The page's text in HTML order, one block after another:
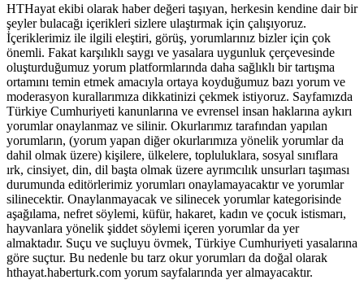
HTHayat ekibi olarak haber değeri taşıyan, herkesin kendine dair bir
şeyler bulacağı içerikleri sizlere ulaştırmak için çalışıyoruz.
İçeriklerimiz ile ilgili eleştiri, görüş, yorumlarınız bizler için çok
önemli. Fakat karşılıklı saygı ve yasalara uygunluk çerçevesinde
oluşturduğumuz yorum platformlarında daha sağlıklı bir tartışma
ortamını temin etmek amacıyla ortaya koyduğumuz bazı yorum ve
moderasyon kurallarımıza dikkatinizi çekmek istiyoruz. Sayfamızda
Türkiye Cumhuriyeti kanunlarına ve evrensel insan haklarına aykırı
yorumlar onaylanmaz ve silinir. Okurlarımız tarafından yapılan
yorumların, (yorum yapan diğer okurlarımıza yönelik yorumlar da
dahil olmak üzere) kişilere, ülkelere, topluluklara, sosyal sınıflara
ırk, cinsiyet, din, dil başta olmak üzere ayrımcılık unsurları taşıması
durumunda editörlerimiz yorumları onaylamayacaktır ve yorumlar
silinecektir. Onaylanmayacak ve silinecek yorumlar kategorisinde
aşağılama, nefret söylemi, küfür, hakaret, kadın ve çocuk istismarı,
hayvanlara yönelik şiddet söylemi içeren yorumlar da yer
almaktadır. Suçu ve suçluyu övmek, Türkiye Cumhuriyeti yasalarına
göre suçtur. Bu nedenle bu tarz okur yorumları da doğal olarak
hthayat.haberturk.com yorum sayfalarında yer almayacaktır.